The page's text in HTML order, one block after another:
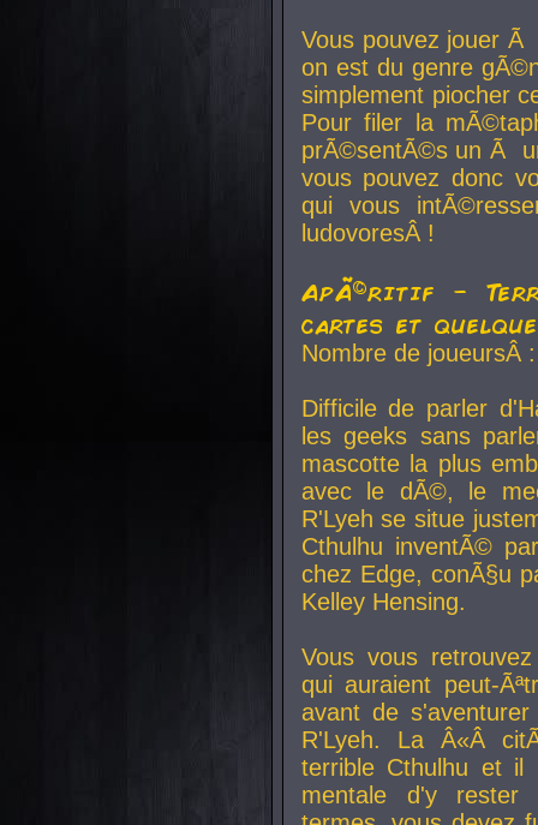
Vous pouvez jouer
on est du genre
simplement piocher
Pour filer la
prÃ©sentÃ©s un Ã
vous pouvez donc
qui vous
ludovoresÂ !
ApÃ©ritif -
cartes et
Nombre de
Difficile de parler
les geeks sans
mascotte la plus
avec le dÃ©, le
R'Lyeh se situe
Cthulhu inventÃ©
chez Edge, conÃ§u
Kelley Hensing.
Vous vous
qui auraient peut-
avant de
R'Lyeh. La Â«Â
terrible Cthulhu et
mentale d'y rester